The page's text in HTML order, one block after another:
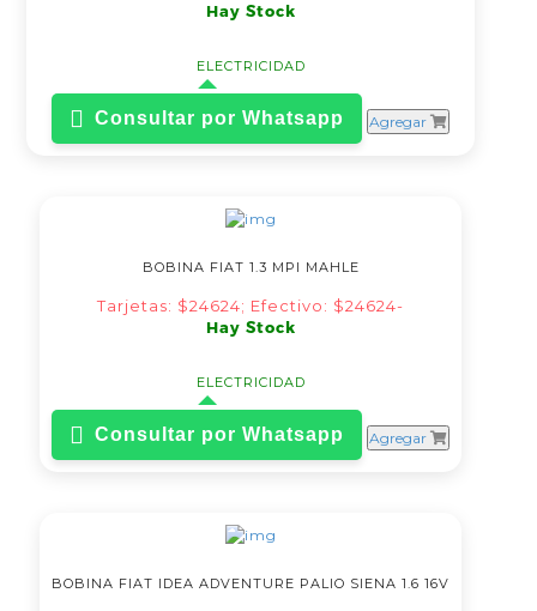
Hay Stock
ELECTRICIDAD
Consultar por Whatsapp Agregar
BOBINA FIAT 1.3 MPI MAHLE
Tarjetas: $24624; Efectivo: $24624-
Hay Stock
ELECTRICIDAD
Consultar por Whatsapp Agregar
BOBINA FIAT IDEA ADVENTURE PALIO SIENA 1.6 16V